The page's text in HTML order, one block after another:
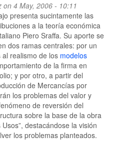
on 4 May, 2006 - 10:11
presenta sucintamente las
a la teoría económica
Piero Sraffa. Su aporte se
dos ramas centrales: por un
realismo de los modelos
de la firma en
y por otro, a partir del
de Mercancías por
los problemas del valor y
de reversión del
sobre la base de la obra
destacándose la visión
los problemas planteados.